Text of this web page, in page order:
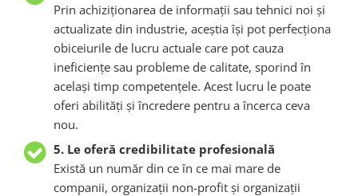
Prin achiziționarea de informații sau tehnici noi și
actualizate din industrie, aceștia își pot perfecționa
obiceiurile de lucru actuale care pot cauza
ineficiențe sau probleme de calitate, sporind în
același timp competențele. Acest lucru le poate
oferi abilități și încredere pentru a încerca ceva
nou.
5. Le oferă credibilitate profesională
Există un număr din ce în ce mai mare de
companii, organizații non-profit și organizații